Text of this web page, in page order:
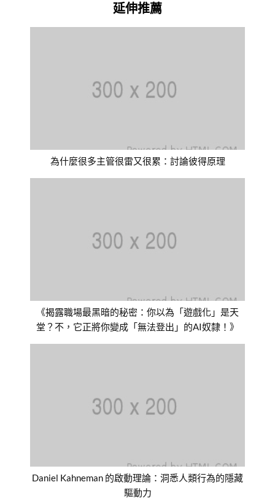
延伸推薦
為什麼很多主管很雷又很累：討論彼得原理
《揭露職場最黑暗的秘密：你以為「遊戲化」是天
堂？不，它正將你變成「無法登出」的AI奴隸！》
Daniel Kahneman 的啟動理論：洞悉人類行為的隱藏
驅動力